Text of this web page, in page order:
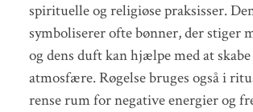
spirituelle og religiøse praksisser.
symboliserer ofte bønner, der stiger
og dens duft kan hjælpe med at
atmosfære. Røgelse bruges også i
rense rum for negative energier og